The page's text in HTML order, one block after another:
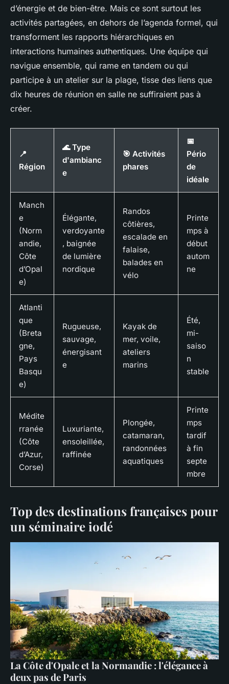
d’énergie et de bien-être. Mais ce sont surtout les
activités partagées, en dehors de l’agenda formel, qui
transforment les rapports hiérarchiques en
interactions humaines authentiques. Une équipe qui
navigue ensemble, qui rame en tandem ou qui
participe à un atelier sur la plage, tisse des liens que
dix heures de réunion en salle ne suffiraient pas à
créer.
📍
Région
🌊 Type
d'ambianc
e
🎯 Activités
phares
📅
Pério
de
idéale
Manch
e
(Norm
andie,
Côte
d’Opal
e)
Élégante,
verdoyante
, baignée
de lumière
nordique
Randos
côtières,
escalade en
falaise,
balades en
vélo
Printe
mps à
début
autom
ne
Atlanti
que
(Breta
gne,
Pays
Basqu
e)
Rugueuse,
sauvage,
énergisant
e
Kayak de
mer, voile,
ateliers
marins
Été,
mi-
saiso
n
stable
Médite
rranée
(Côte
d’Azur,
Corse)
Luxuriante,
ensoleillée,
raffinée
Plongée,
catamaran,
randonnées
aquatiques
Printe
mps
tardif
à fin
septe
mbre
Top des destinations françaises pour
un séminaire iodé
La Côte d'Opale et la Normandie : l'élégance à
deux pas de Paris